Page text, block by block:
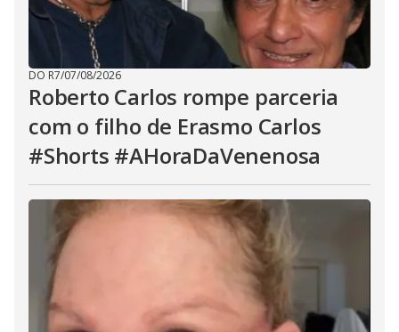
DO R7/07/08/2026
Roberto Carlos rompe parceria
com o filho de Erasmo Carlos
#Shorts #AHoraDaVenenosa